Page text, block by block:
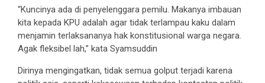
“Kuncinya ada di penyelenggara pemilu. Makanya imbauan
kita kepada KPU adalah agar tidak terlampau kaku dalam
menjamin terlaksananya hak konstitusional warga negara.
Agak fleksibel lah,” kata Syamsuddin
Dirinya mengingatkan, tidak semua golput terjadi karena